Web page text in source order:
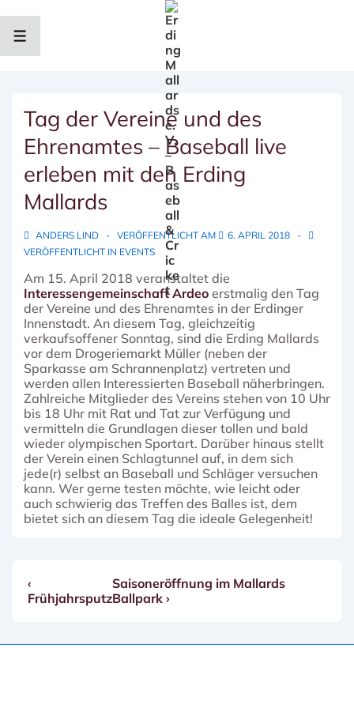
InhaltMENÜ
Tag der Vereine und des
Ehrenamtes – Baseball live
erleben mit den Erding
Mallards
ANDERS LIND VERÖFFENTLICHT AM
6. APRIL 2018
VERÖFFENTLICHT IN EVENTS
Am 15. April 2018 veranstaltet die
Interessengemeinschaft Ardeo erstmalig den Tag
der Vereine und des Ehrenamtes in der Erdinger
Innenstadt. An diesem Tag, gleichzeitig
verkaufsoffener Sonntag, sind die Erding Mallards
vor dem Drogeriemarkt Müller (neben der
Sparkasse am Schrannenplatz) vertreten und
werden allen Interessierten Baseball näherbringen.
Zahlreiche Mitglieder des Vereins stehen von 10 Uhr
bis 18 Uhr mit Rat und Tat zur Verfügung und
vermitteln die Grundlagen dieser tollen und bald
wieder olympischen Sportart. Darüber hinaus stellt
der Verein einen Schlagtunnel auf, in dem sich
jede(r) selbst an Baseball und Schläger versuchen
kann. Wer gerne testen möchte, wie leicht oder
auch schwierig das Treffen des Balles ist, dem
bietet sich an diesem Tag die ideale Gelegenheit!
Beitragsnavigation
Vorheriger
Beitrag
‹
Frühjahrsputz
Nächster
Beitrag
Saisoneröffnung im Mallards
Ballpark ›